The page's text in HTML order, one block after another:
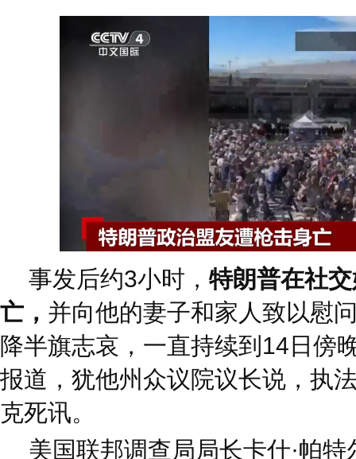
事发后约3小时， 特朗普在社
亡， 并向他的妻子和家人致以慰
降半旗志哀，一直持续到14日傍
报道，犹他州众议院议长说，执
克死讯。
美国联邦调查局局长卡什·帕